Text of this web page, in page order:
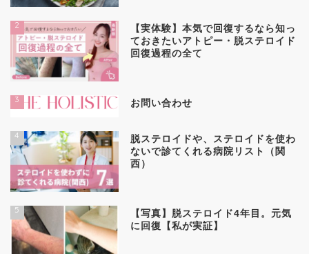
2
【実体験】本気で回復するなら知っ
ておきたいアトピー・脱ステロイド
回復過程の全て
3 お問い合わせ
4
脱ステロイドや、ステロイドを使わ
ないで診てくれる病院リスト（関
西）
5
【写真】脱ステロイド4年目。元気
に回復【私が実証】